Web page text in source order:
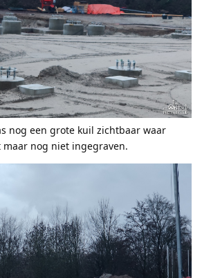
nog een grote kuil zichtbaar waar
nog niet ingegraven.